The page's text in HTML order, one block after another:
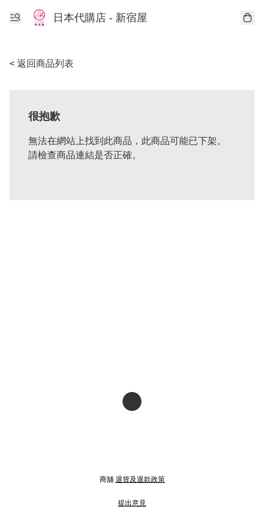
日本代購店 - 新宿屋
< 返回商品列表
很抱歉
無法在網站上找到此商品，此商品可能已下架。
請檢查商品連結是否正確。
商舖 退貨及退款政策
提出意見